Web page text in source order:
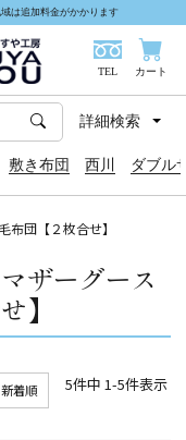
は追加料金がかかります
TEL カート
敷き布団 西川 ダブル
詳細検索
布団【２枚合せ】
ザーグース
】
新着順 5件中 1-5件表示